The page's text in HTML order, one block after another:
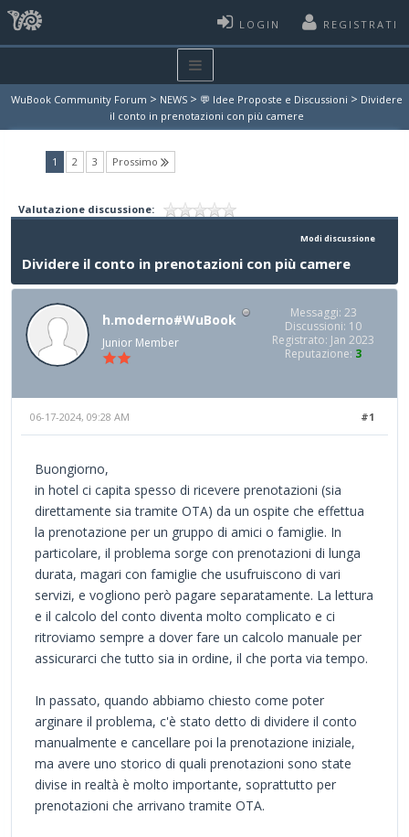
LOGIN REGISTRATI
WuBook Community Forum > NEWS > 💬 Idee Proposte e Discussioni > Dividere
il conto in prenotazioni con più camere
1 (current)
2 3 Prossimo
Valutazione discussione:
Modi discussione
Dividere il conto in prenotazioni con più camere
h.moderno#WuBook
Junior Member
Messaggi: 23
Discussioni: 10
Registrato: Jan 2023
Reputazione: 3
#1
06-17-2024, 09:28 AM
Buongiorno,
in hotel ci capita spesso di ricevere prenotazioni (sia
direttamente sia tramite OTA) da un ospite che effettua
la prenotazione per un gruppo di amici o famiglie. In
particolare, il problema sorge con prenotazioni di lunga
durata, magari con famiglie che usufruiscono di vari
servizi, e vogliono però pagare separatamente. La lettura
e il calcolo del conto diventa molto complicato e ci
ritroviamo sempre a dover fare un calcolo manuale per
assicurarci che tutto sia in ordine, il che porta via tempo.
In passato, quando abbiamo chiesto come poter
arginare il problema, c'è stato detto di dividere il conto
manualmente e cancellare poi la prenotazione iniziale,
ma avere uno storico di quali prenotazioni sono state
divise in realtà è molto importante, soprattutto per
prenotazioni che arrivano tramite OTA.